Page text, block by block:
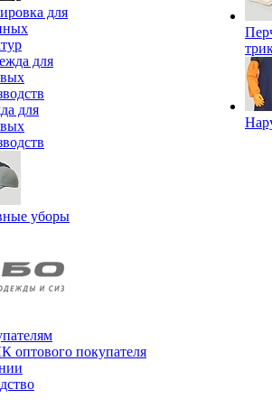
для
для
уборы
оптового покупателя